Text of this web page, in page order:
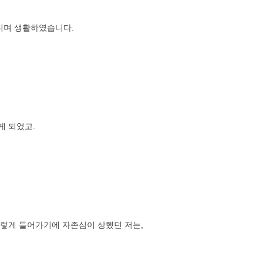
생활하였습니다.
되었고.
게 들어가기에 자존심이 상했던 저는,